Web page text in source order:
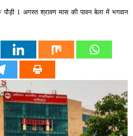
1 अगस्त श्रावण मास की पावन बेला में भगवान